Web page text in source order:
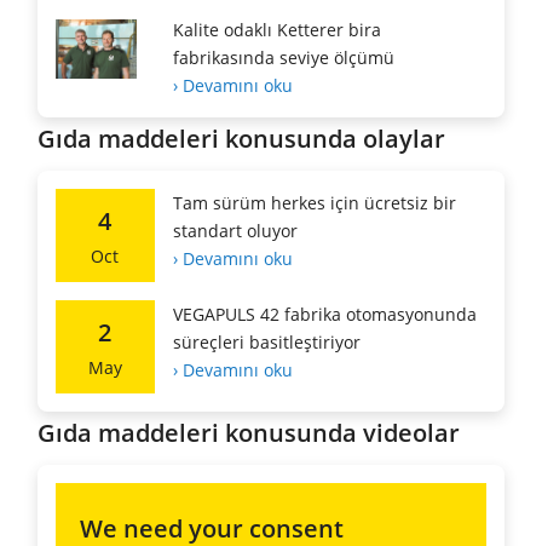
Kalite odaklı Ketterer bira
fabrikasında seviye ölçümü
› Devamını oku
Gıda maddeleri konusunda olaylar
4
Oct
Tam sürüm herkes için ücretsiz bir
standart oluyor
› Devamını oku
2
May
VEGAPULS 42 fabrika otomasyonunda
süreçleri basitleştiriyor
› Devamını oku
Gıda maddeleri konusunda videolar
We need your consent